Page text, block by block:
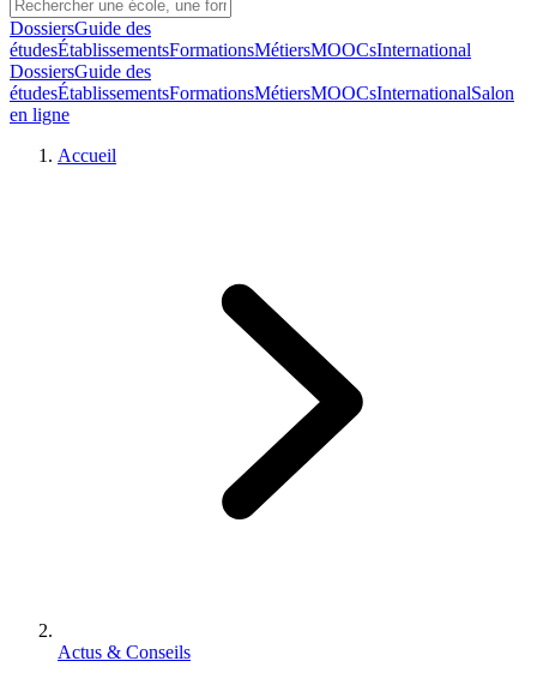
DossiersGuide des
étudesÉtablissementsFormationsMétiersMOOCsInternational
DossiersGuide des
étudesÉtablissementsFormationsMétiersMOOCsInternationalSalon
en ligne
Accueil
Actus & Conseils